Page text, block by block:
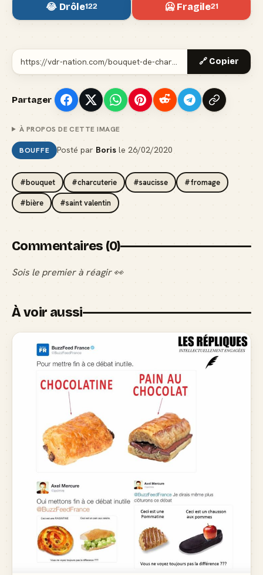
😂 Drôle122 🥶 Fragile21
🔗 Copier
Partager
À PROPOS DE CETTE IMAGE
BOUFFE Posté par Boris le26/02/2020
#bouquet #charcuterie #saucisse #fromage
#bière #saint valentin
Commentaires (0)
Sois le premier à réagir 👀
À voir aussi